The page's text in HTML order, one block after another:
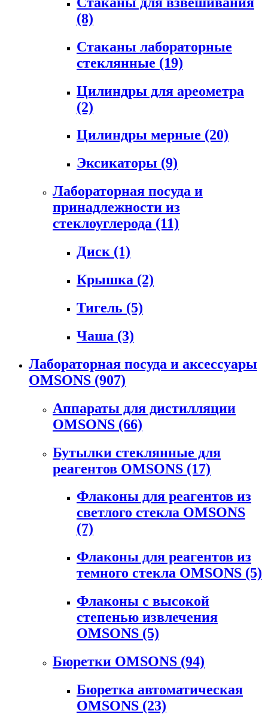
(8)
Стаканы лабораторные
стеклянные (19)
Цилиндры для ареометра
(2)
Цилиндры мерные (20)
Эксикаторы (9)
Лабораторная посуда и
принадлежности из
стеклоуглерода (11)
Диск (1)
Крышка (2)
Тигель (5)
Чаша (3)
Лабораторная посуда и аксессуары
OMSONS (907)
Аппараты для дистилляции
OMSONS (66)
Бутылки стеклянные для
реагентов OMSONS (17)
Флаконы для реагентов из
светлого стекла OMSONS
(7)
Флаконы для реагентов из
темного стекла OMSONS (5)
Флаконы с высокой
степенью извлечения
OMSONS (5)
Бюретки OMSONS (94)
Бюретка автоматическая
OMSONS (23)